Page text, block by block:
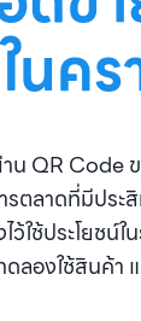
นคร
น QR Code
ตลาดที่มีประ
ใช้ประโยชน์ใ
ลองใช้สินค้า